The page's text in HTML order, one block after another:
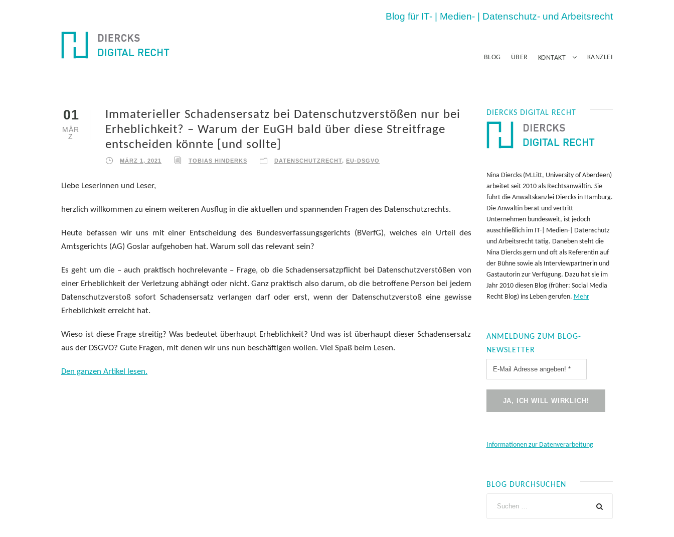
Blog für IT- | Medien- | Datenschutz- und Arbeitsrecht
BLOG ÜBER KONTAKT KANZLEI
01
MÄR
Z
Immaterieller Schadensersatz bei Datenschutzverstößen nur bei
Erheblichkeit? – Warum der EuGH bald über diese Streitfrage
entscheiden könnte [und sollte]
MÄRZ 1, 2021 TOBIAS HINDERKS DATENSCHUTZRECHT, EU-DSGVO
Liebe Leserinnen und Leser,
herzlich willkommen zu einem weiteren Ausflug in die aktuellen und spannenden Fragen des Datenschutzrechts.
Heute befassen wir uns mit einer Entscheidung des Bundesverfassungsgerichts (BVerfG), welches ein Urteil des
Amtsgerichts (AG) Goslar aufgehoben hat. Warum soll das relevant sein?
Es geht um die – auch praktisch hochrelevante – Frage, ob die Schadensersatzpflicht bei Datenschutzverstößen von
einer Erheblichkeit der Verletzung abhängt oder nicht. Ganz praktisch also darum, ob die betroffene Person bei jedem
Datenschutzverstoß sofort Schadensersatz verlangen darf oder erst, wenn der Datenschutzverstoß eine gewisse
Erheblichkeit erreicht hat.
Wieso ist diese Frage streitig? Was bedeutet überhaupt Erheblichkeit? Und was ist überhaupt dieser Schadensersatz
aus der DSGVO? Gute Fragen, mit denen wir uns nun beschäftigen wollen. Viel Spaß beim Lesen.
Den ganzen Artikel lesen.
DIERCKS DIGITAL RECHT
Nina Diercks (M.Litt, University of Aberdeen)
arbeitet seit 2010 als Rechtsanwältin. Sie
führt die Anwaltskanzlei Diercks in Hamburg.
Die Anwältin berät und vertritt
Unternehmen bundesweit, ist jedoch
ausschließlich im IT-| Medien-| Datenschutz
und Arbeitsrecht tätig. Daneben steht die
Nina Diercks gern und oft als Referentin auf
der Bühne sowie als Interviewpartnerin und
Gastautorin zur Verfügung. Dazu hat sie im
Jahr 2010 diesen Blog (früher: Social Media
Recht Blog) ins Leben gerufen. Mehr
ANMELDUNG ZUM BLOG-
NEWSLETTER
Informationen zur Datenverarbeitung
BLOG DURCHSUCHEN